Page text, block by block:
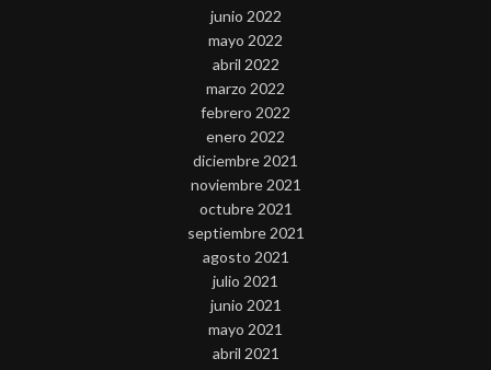
junio 2022
mayo 2022
abril 2022
marzo 2022
febrero 2022
enero 2022
diciembre 2021
noviembre 2021
octubre 2021
septiembre 2021
agosto 2021
julio 2021
junio 2021
mayo 2021
abril 2021